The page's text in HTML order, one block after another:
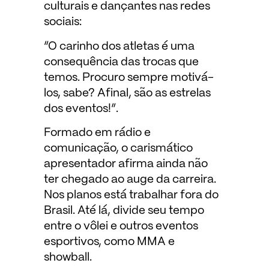
culturais e dançantes nas redes
sociais:
“O carinho dos atletas é uma
consequência das trocas que
temos. Procuro sempre motivá-
los, sabe? Afinal, são as estrelas
dos eventos!”.
Formado em rádio e
comunicação, o carismático
apresentador afirma ainda não
ter chegado ao auge da carreira.
Nos planos está trabalhar fora do
Brasil. Até lá, divide seu tempo
entre o vôlei e outros eventos
esportivos, como MMA e
showball.